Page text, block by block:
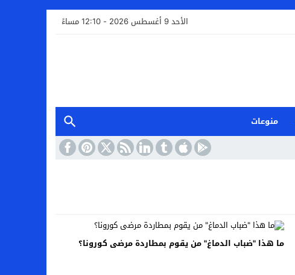
الأحد 9 أغسطس 2026 - 12:10 مساءً
منوعات
ما هذا "ضباب الدماغ" من يقوم بمطاردة مرضى كورونا؟